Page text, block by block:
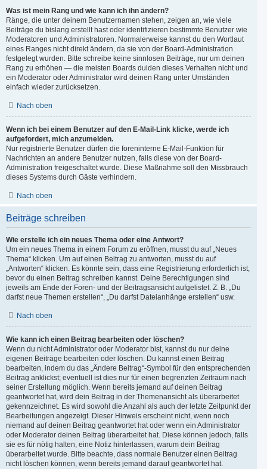
Was ist mein Rang und wie kann ich ihn ändern?
Ränge, die unter deinem Benutzernamen stehen, zeigen an, wie viele
Beiträge du bislang erstellt hast oder identifizieren bestimmte Benutzer wie
Moderatoren und Administratoren. Normalerweise kannst du den Wortlaut
eines Ranges nicht direkt ändern, da sie von der Board-Administration
festgelegt wurden. Bitte schreibe keine sinnlosen Beiträge, nur um deinen
Rang zu erhöhen — die meisten Boards dulden dieses Verhalten nicht und
ein Moderator oder Administrator wird deinen Rang unter Umständen
einfach wieder zurücksetzen.
Nach oben
Wenn ich bei einem Benutzer auf den E-Mail-Link klicke, werde ich
aufgefordert, mich anzumelden.
Nur registrierte Benutzer dürfen die foreninterne E-Mail-Funktion für
Nachrichten an andere Benutzer nutzen, falls diese von der Board-
Administration freigeschaltet wurde. Diese Maßnahme soll den Missbrauch
dieses Systems durch Gäste verhindern.
Nach oben
Beiträge schreiben
Wie erstelle ich ein neues Thema oder eine Antwort?
Um ein neues Thema in einem Forum zu eröffnen, musst du auf „Neues
Thema“ klicken. Um auf einen Beitrag zu antworten, musst du auf
„Antworten“ klicken. Es könnte sein, dass eine Registrierung erforderlich ist,
bevor du einen Beitrag schreiben kannst. Deine Berechtigungen sind
jeweils am Ende der Foren- und der Beitragsansicht aufgelistet. Z. B. „Du
darfst neue Themen erstellen“, „Du darfst Dateianhänge erstellen“ usw.
Nach oben
Wie kann ich einen Beitrag bearbeiten oder löschen?
Wenn du nicht Administrator oder Moderator bist, kannst du nur deine
eigenen Beiträge bearbeiten oder löschen. Du kannst einen Beitrag
bearbeiten, indem du das „Ändere Beitrag“-Symbol für den entsprechenden
Beitrag anklickst; eventuell ist dies nur für einen begrenzten Zeitraum nach
seiner Erstellung möglich. Wenn bereits jemand auf deinen Beitrag
geantwortet hat, wird dein Beitrag in der Themenansicht als überarbeitet
gekennzeichnet. Es wird sowohl die Anzahl als auch der letzte Zeitpunkt der
Bearbeitungen angezeigt. Dieser Hinweis erscheint nicht, wenn noch
niemand auf deinen Beitrag geantwortet hat oder wenn ein Administrator
oder Moderator deinen Beitrag überarbeitet hat. Diese können jedoch, falls
sie es für nötig halten, eine Notiz hinterlassen, warum dein Beitrag
überarbeitet wurde. Bitte beachte, dass normale Benutzer einen Beitrag
nicht löschen können, wenn bereits jemand darauf geantwortet hat.